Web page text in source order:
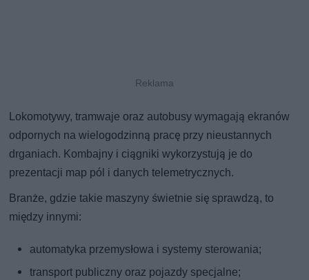
Lokomotywy, tramwaje oraz autobusy wymagają ekranów
odpornych na wielogodzinną pracę przy nieustannych
drganiach. Kombajny i ciągniki wykorzystują je do
prezentacji map pól i danych telemetrycznych.
Branże, gdzie takie maszyny świetnie się sprawdzą, to
między innymi:
automatyka przemysłowa i systemy sterowania;
transport publiczny oraz pojazdy specjalne;